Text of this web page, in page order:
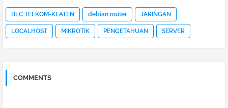
BLC TELKOM-KLATEN debian router JARINGAN
LOCALHOST MIKROTIK PENGETAHUAN SERVER
COMMENTS